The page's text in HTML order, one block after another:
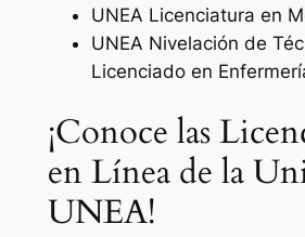
UNEA Licenciatura en
UNEA Nivelación de
Licenciado en
¡Conoce las
en Línea de la
UNEA!